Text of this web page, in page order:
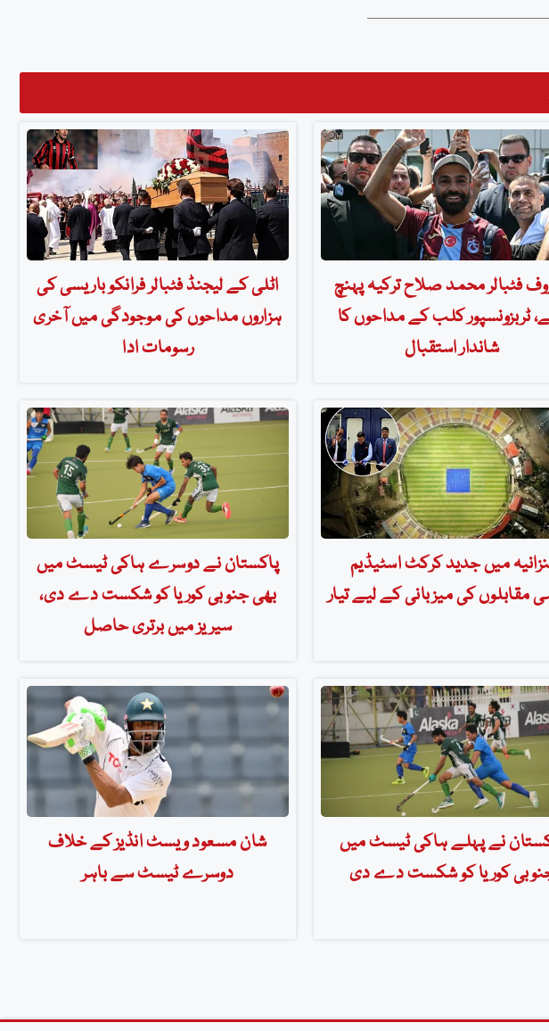
فٹبالر محمد صلاح ترکیہ پہنچ
ٹربزونسپور کلب کے مداحوں کا
شاندار استقبال
اٹلی کے لیجنڈ فٹبالر فرانکو باریسی کی
ہزاروں مداحوں کی موجودگی میں آخری
رسومات ادا
میں جدید کرکٹ اسٹیڈیم
مقابلوں کی میزبانی کے لیے تیار
پاکستان نے دوسرے ہاکی ٹیسٹ میں
بھی جنوبی کوریا کو شکست دے دی،
سیریز میں برتری حاصل
نے پہلے ہاکی ٹیسٹ میں
کوریا کو شکست دے دی
شان مسعود ویسٹ انڈیز کے خلاف
دوسرے ٹیسٹ سے باہر